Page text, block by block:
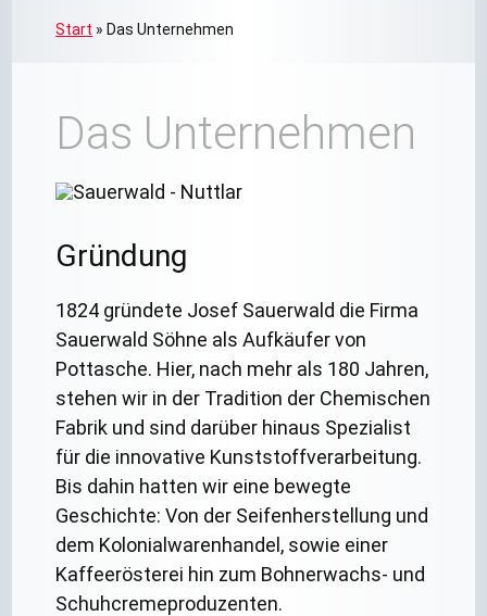
Start » Das Unternehmen
Das Unternehmen
Gründung
1824 gründete Josef Sauerwald die Firma
Sauerwald Söhne als Aufkäufer von
Pottasche. Hier, nach mehr als 180 Jahren,
stehen wir in der Tradition der Chemischen
Fabrik und sind darüber hinaus Spezialist
für die innovative Kunststoffverarbeitung.
Bis dahin hatten wir eine bewegte
Geschichte: Von der Seifenherstellung und
dem Kolonialwarenhandel, sowie einer
Kaffeerösterei hin zum Bohnerwachs- und
Schuhcremeproduzenten.